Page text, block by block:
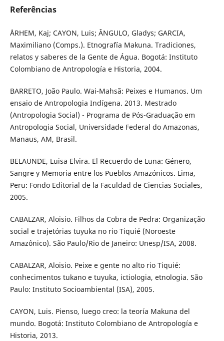
Referências
ÅRHEM, Kaj; CAYON, Luis; ÂNGULO, Gladys; GARCIA,
Maximiliano (Comps.). Etnografía Makuna. Tradiciones,
relatos y saberes de la Gente de Água. Bogotá: Instituto
Colombiano de Antropología e Historia, 2004.
BARRETO, João Paulo. Wai-Mahsã: Peixes e Humanos. Um
ensaio de Antropologia Indígena. 2013. Mestrado
(Antropologia Social) - Programa de Pós-Graduação em
Antropologia Social, Universidade Federal do Amazonas,
Manaus, AM, Brasil.
BELAUNDE, Luisa Elvira. El Recuerdo de Luna: Género,
Sangre y Memoria entre los Pueblos Amazónicos. Lima,
Peru: Fondo Editorial de la Faculdad de Ciencias Sociales,
2005.
CABALZAR, Aloisio. Filhos da Cobra de Pedra: Organização
social e trajetórias tuyuka no rio Tiquié (Noroeste
Amazônico). São Paulo/Rio de Janeiro: Unesp/ISA, 2008.
CABALZAR, Aloisio. Peixe e gente no alto rio Tiquié:
conhecimentos tukano e tuyuka, ictiologia, etnologia. São
Paulo: Instituto Socioambiental (ISA), 2005.
CAYON, Luis. Pienso, luego creo: la teoría Makuna del
mundo. Bogotá: Instituto Colombiano de Antropología e
Historia, 2013.